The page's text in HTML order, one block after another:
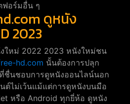
ฟอร์มอื่น ๆ
ดูหนัง
2023
ใหม่ 2022 2023 หนังใหม่ชน
hd.com นั้นต้องการปลุก
ชื่นชอบการดูหนังออนไลน์นอก
ต์ไม่เว้นแม้แต่การดูหนังบนมือ
หรือ Android ทุกยี่ห้อ ดูหนัง